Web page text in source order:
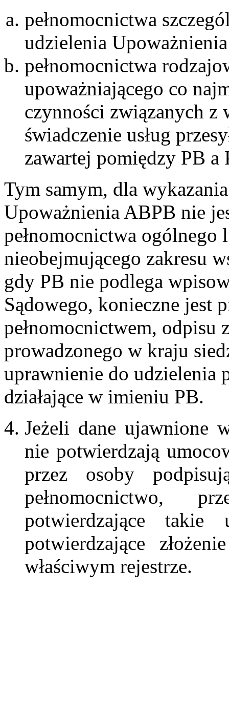
pełnomocnictwa
udzielenia
pełnomocnictwa
upoważniającego co
czynności związanych
świadczenie usług
zawartej pomiędzy PB a
Tym samym, dla
Upoważnienia ABPB nie
pełnomocnictwa ogólnego
nieobejmującego zakresu
gdy PB nie podlega
Sądowego, konieczne jest
pełnomocnictwem, odpisu
prowadzonego w kraju
uprawnienie do udzielenia
działające w imieniu PB.
Jeżeli dane ujawnione
nie potwierdzają
przez osoby
pełnomocnictwo,
potwierdzające takie
potwierdzające
właściwym rejestrze.